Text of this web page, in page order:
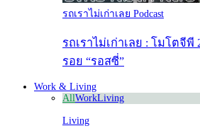
รถเราไม่เก่าเลย Podcast
รถเราไม่เก่าเลย : โมโตจีพี
รอย “รอสซี่”
Work & Living
AllWorkLiving
Living